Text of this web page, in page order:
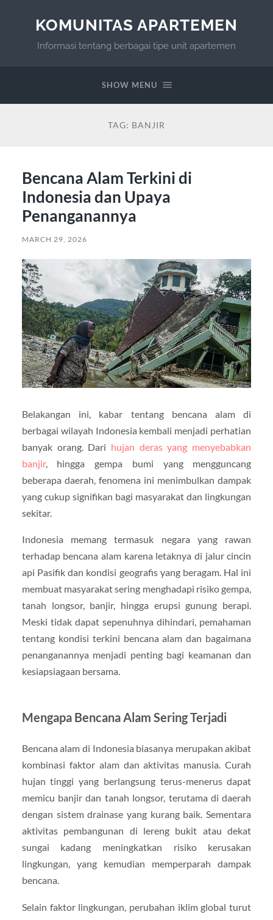
KOMUNITAS APARTEMEN
Informasi tentang berbagai tipe unit apartemen
SHOW MENU
TAG: BANJIR
Bencana Alam Terkini di
Indonesia dan Upaya
Penanganannya
MARCH 29, 2026
Belakangan ini, kabar tentang bencana alam di
berbagai wilayah Indonesia kembali menjadi perhatian
banyak orang. Dari hujan deras yang menyebabkan
banjir, hingga gempa bumi yang mengguncang
beberapa daerah, fenomena ini menimbulkan dampak
yang cukup signifikan bagi masyarakat dan lingkungan
sekitar.
Indonesia memang termasuk negara yang rawan
terhadap bencana alam karena letaknya di jalur cincin
api Pasifik dan kondisi geografis yang beragam. Hal ini
membuat masyarakat sering menghadapi risiko gempa,
tanah longsor, banjir, hingga erupsi gunung berapi.
Meski tidak dapat sepenuhnya dihindari, pemahaman
tentang kondisi terkini bencana alam dan bagaimana
penanganannya menjadi penting bagi keamanan dan
kesiapsiagaan bersama.
Mengapa Bencana Alam Sering Terjadi
Bencana alam di Indonesia biasanya merupakan akibat
kombinasi faktor alam dan aktivitas manusia. Curah
hujan tinggi yang berlangsung terus-menerus dapat
memicu banjir dan tanah longsor, terutama di daerah
dengan sistem drainase yang kurang baik. Sementara
aktivitas pembangunan di lereng bukit atau dekat
sungai kadang meningkatkan risiko kerusakan
lingkungan, yang kemudian memperparah dampak
bencana.
Selain faktor lingkungan, perubahan iklim global turut